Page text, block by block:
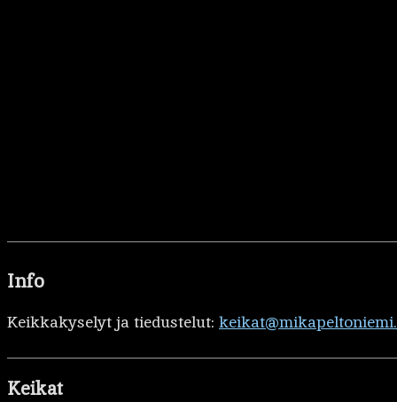
Info
Keikkakyselyt ja tiedustelut:
Keikat